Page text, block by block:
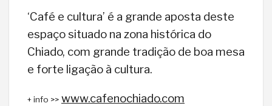
‘Café e cultura’ é a grande aposta deste
espaço situado na zona histórica do
Chiado, com grande tradição de boa mesa
e forte ligação à cultura.
+ info >> www.cafenochiado.com